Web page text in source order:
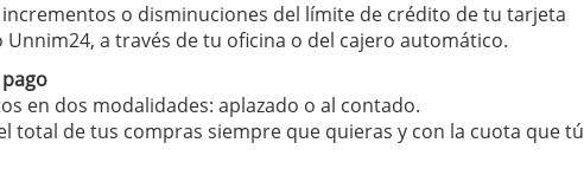
o disminuciones del límite de crédito de tu tarjeta
Unnim24, a través de tu oficina o del cajero automático.
en dos modalidades: aplazado o al contado.
total de tus compras siempre que quieras y con la cuota que tú